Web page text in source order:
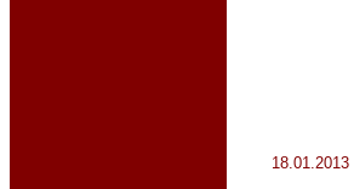
18.01.2013